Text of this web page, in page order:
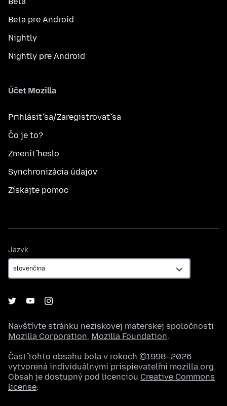
Beta pre Android
Nightly
Nightly pre Android
Účet Mozilla
Prihlásiť sa/Zaregistrovať sa
Čo je to?
Zmeniť heslo
Synchronizácia údajov
Získajte pomoc
Jazyk
Navštívte stránku neziskovej materskej spoločnosti
Mozilla Corporation, Mozilla Foundation.
Časť tohto obsahu bola v rokoch ©1998–2026
vytvorená individuálnymi prispievateľmi mozilla.org.
Obsah je dostupný pod licenciou Creative Commons
license.